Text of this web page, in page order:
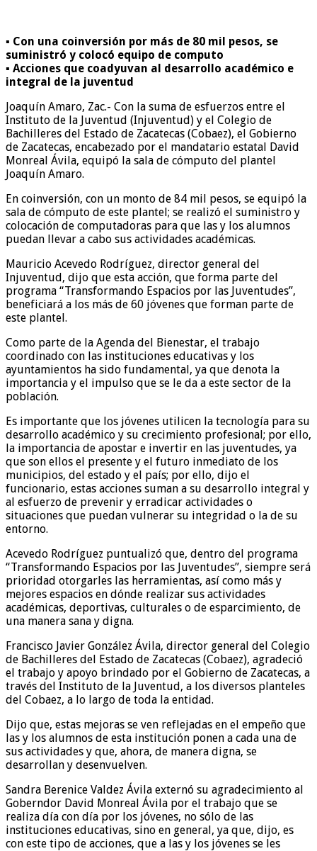
▪️ Con una coinversión por más de 80 mil pesos, se
suministró y colocó equipo de computo
▪️ Acciones que coadyuvan al desarrollo académico e
integral de la juventud
Joaquín Amaro, Zac.- Con la suma de esfuerzos entre el
Instituto de la Juventud (Injuventud) y el Colegio de
Bachilleres del Estado de Zacatecas (Cobaez), el Gobierno
de Zacatecas, encabezado por el mandatario estatal David
Monreal Ávila, equipó la sala de cómputo del plantel
Joaquín Amaro.
En coinversión, con un monto de 84 mil pesos, se equipó la
sala de cómputo de este plantel; se realizó el suministro y
colocación de computadoras para que las y los alumnos
puedan llevar a cabo sus actividades académicas.
Mauricio Acevedo Rodríguez, director general del
Injuventud, dijo que esta acción, que forma parte del
programa “Transformando Espacios por las Juventudes”,
beneficiará a los más de 60 jóvenes que forman parte de
este plantel.
Como parte de la Agenda del Bienestar, el trabajo
coordinado con las instituciones educativas y los
ayuntamientos ha sido fundamental, ya que denota la
importancia y el impulso que se le da a este sector de la
población.
Es importante que los jóvenes utilicen la tecnología para su
desarrollo académico y su crecimiento profesional; por ello,
la importancia de apostar e invertir en las juventudes, ya
que son ellos el presente y el futuro inmediato de los
municipios, del estado y el país; por ello, dijo el
funcionario, estas acciones suman a su desarrollo integral y
al esfuerzo de prevenir y erradicar actividades o
situaciones que puedan vulnerar su integridad o la de su
entorno.
Acevedo Rodríguez puntualizó que, dentro del programa
“Transformando Espacios por las Juventudes”, siempre será
prioridad otorgarles las herramientas, así como más y
mejores espacios en dónde realizar sus actividades
académicas, deportivas, culturales o de esparcimiento, de
una manera sana y digna.
Francisco Javier González Ávila, director general del Colegio
de Bachilleres del Estado de Zacatecas (Cobaez), agradeció
el trabajo y apoyo brindado por el Gobierno de Zacatecas, a
través del Instituto de la Juventud, a los diversos planteles
del Cobaez, a lo largo de toda la entidad.
Dijo que, estas mejoras se ven reflejadas en el empeño que
las y los alumnos de esta institución ponen a cada una de
sus actividades y que, ahora, de manera digna, se
desarrollan y desenvuelven.
Sandra Berenice Valdez Ávila externó su agradecimiento al
Goberndor David Monreal Ávila por el trabajo que se
realiza día con día por los jóvenes, no sólo de las
instituciones educativas, sino en general, ya que, dijo, es
con este tipo de acciones, que a las y los jóvenes se les